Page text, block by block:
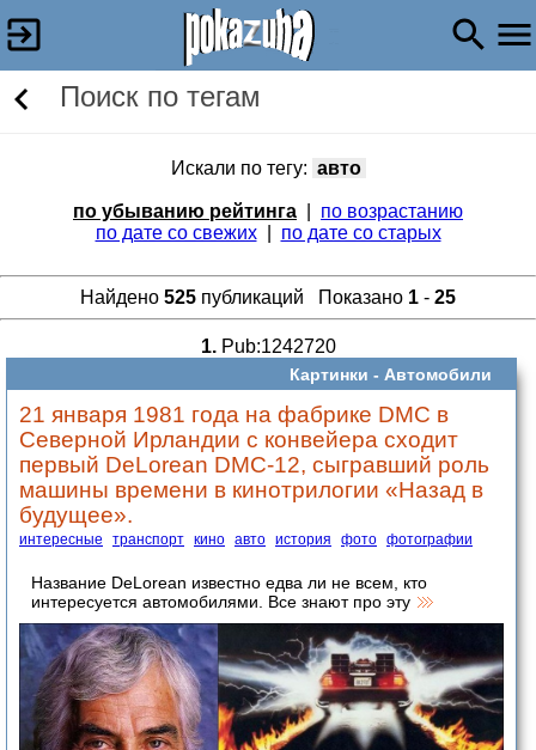
Поиск по тегам
Искали по тегу: авто
по убыванию рейтинга
по возрастанию
по дате со свежих| по дате со старых
Найдено 525 публикаций Показано 1 - 25
1.Pub:1242720
Картинки - Автомобили
21 января 1981 года на фабрике DMC в
Северной Ирландии с конвейера сходит
первый DeLorean DMC-12, сыгравший роль
машины времени в кинотрилогии «Назад в
будущее».
интересные транспорт кино авто история фото фотографии
Название DeLorean известно едва ли не всем, кто
интересуется автомобилями. Все знают про эту